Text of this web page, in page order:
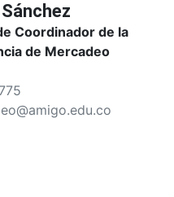
Coordinador de la
de Mercadeo